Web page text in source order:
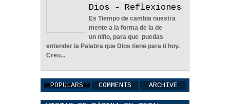
Una Pareja Que Ora Unida.
- Reflexión
2026 0
Tiempo, Lealtad y
Dios - Reflexiones
Es Tiempo de cambia nuestra
mente a la forma de la de
un niño, para que puedas
entender la Palabra que Dios tiene para ti hoy.
Creo...
POPULARS COMMENTS ARCHIVE